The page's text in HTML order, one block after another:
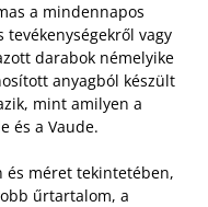
a mindennapos
vagy
darabok némelyike
anyagból készült
mint amilyen a
és a Vaude.
és méret tekintetében,
űrtartalom, a